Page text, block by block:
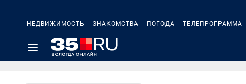
НЕДВИЖИМОСТЬ ЗНАКОМСТВА ПОГОДА ТЕЛЕПРОГРАММА